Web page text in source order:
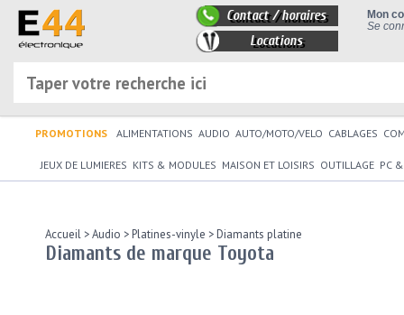
Mon
Se
Contact / horaires
Locations
PROMOTIONS ALIMENTATIONS AUDIO AUTO/MOTO/VELO CABLAGES
JEUX DE LUMIERES KITS & MODULES MAISON ET LOISIRS OUTILLAGE PC
Accueil >Audio >Platines-vinyle >Diamants platine
Diamants de marque Toyota